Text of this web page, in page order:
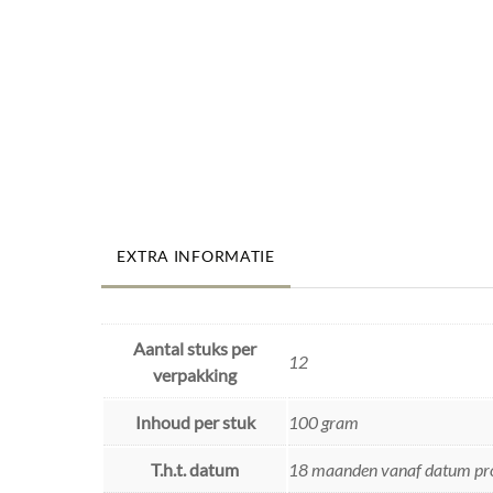
EXTRA INFORMATIE
Aantal stuks per
verpakking
12
Inhoud per stuk 100 gram
T.h.t. datum 18 maanden vanaf datum